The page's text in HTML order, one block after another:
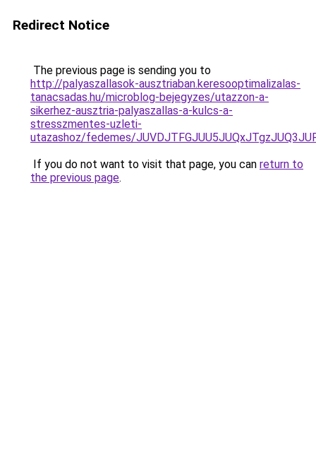
Redirect Notice
The previous page is sending you to
http://palyaszallasok-ausztriaban.keresooptimalizalas-
tanacsadas.hu/microblog-bejegyzes/utazzon-a-
sikerhez-ausztria-palyaszallas-a-kulcs-a-
stresszmentes-uzleti-
utazashoz/fedemes/
If you do not want to visit that page, you can return to
the previous page.